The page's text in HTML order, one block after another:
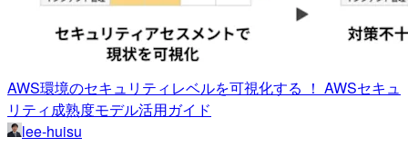
AWS環境のセキュリティレベルを可視化する ！ AWSセキュ
リティ成熟度モデル活用ガイド
lee-huisu